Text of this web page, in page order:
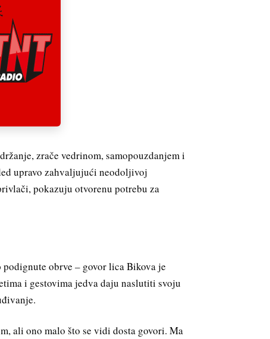
zrače vedrinom, samopouzdanjem i
upravo zahvaljujući neodoljivoj
pokazuju otvorenu potrebu za
obrve – govor lica Bikova je
i gestovima jedva daju naslutiti svoju
ali ono malo što se vidi dosta govori. Ma